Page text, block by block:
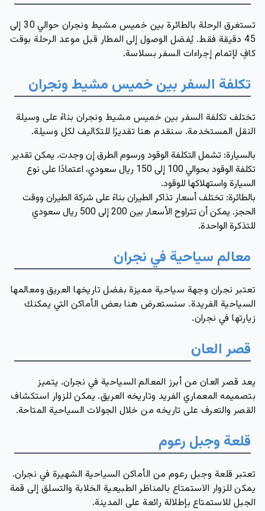
تستغرق الرحلة بالطائرة بين خميس مشيط ونجران حوالي 30 إلى
45 دقيقة فقط. يُفضل الوصول إلى المطار قبل موعد الرحلة بوقت
كافٍ لإتمام إجراءات السفر بسلاسة.
تكلفة السفر بين خميس مشيط ونجران
تختلف تكلفة السفر بين خميس مشيط ونجران بناءً على وسيلة
النقل المستخدمة. سنقدم هنا تقديرًا للتكاليف لكل وسيلة.
بالسيارة: تشمل التكلفة الوقود ورسوم الطرق إن وجدت. يمكن تقدير
تكلفة الوقود بحوالي 100 إلى 150 ريال سعودي، اعتمادًا على نوع
السيارة واستهلاكها للوقود.
بالطائرة: تختلف أسعار تذاكر الطيران بناءً على شركة الطيران ووقت
الحجز. يمكن أن تتراوح الأسعار بين 200 إلى 500 ريال سعودي
للتذكرة الواحدة.
معالم سياحية في نجران
تعتبر نجران وجهة سياحية مميزة بفضل تاريخها العريق ومعالمها
السياحية الفريدة. سنستعرض هنا بعض الأماكن التي يمكنك
زيارتها في نجران.
قصر العان
يعد قصر العان من أبرز المعالم السياحية في نجران. يتميز
بتصميمه المعماري الفريد وتاريخه العريق. يمكن للزوار استكشاف
القصر والتعرف على تاريخه من خلال الجولات السياحية المتاحة.
قلعة وجبل رعوم
تعتبر قلعة وجبل رعوم من الأماكن السياحية الشهيرة في نجران.
يمكن للزوار الاستمتاع بالمناظر الطبيعية الخلابة والتسلق إلى قمة
الجبل للاستمتاع بإطلالة رائعة على المدينة.